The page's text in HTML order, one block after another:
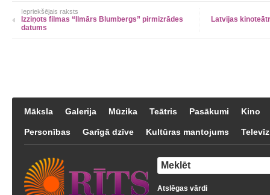
Iepriekšējais raksts
Izziņots filmas “Ilmārs Blumbergs” pirmizrādes
datums
Latvijas
Māksla Galerija Mūzika Teātris Pasākumi Kino
Personības Garīgā dzīve Kultūras mantojums
Atslēgas vārdi